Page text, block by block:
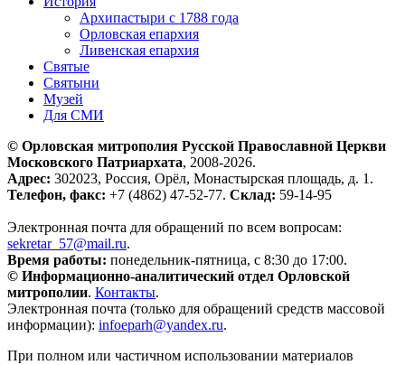
Архипастыри с 1788 года
Орловская епархия
Ливенская епархия
Святые
Святыни
Музей
Для СМИ
© Орловская митрополия Русской Православной Церкви
Московского Патриархата, 2008-2026.
Адрес: 302023, Россия, Орёл, Монастырская площадь, д. 1.
Телефон, факс: +7 (4862) 47-52-77. Склад: 59-14-95
Электронная почта для обращений по всем вопросам:
sekretar_57@mail.ru.
Время работы: понедельник-пятница, с 8:30 до 17:00.
© Информационно-аналитический отдел Орловской
митрополии. Контакты.
Электронная почта (только для обращений средств массовой
информации): infoeparh@yandex.ru.
При полном или частичном использовании материалов